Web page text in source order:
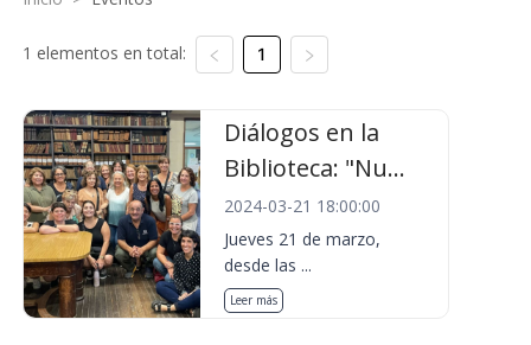
1 elementos en total: 1
Diálogos en la
Biblioteca: "Nu...
2024-03-21 18:00:00
Jueves 21 de marzo,
desde las ...
Leer más